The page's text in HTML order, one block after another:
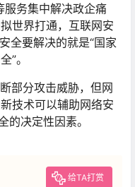
服务集中解决政企痛
世界打通，互联网安
全要解决的就是“国家
”。
部分攻击威胁，但网
技术可以辅助网络安
的决定性因素。
给TA打赏